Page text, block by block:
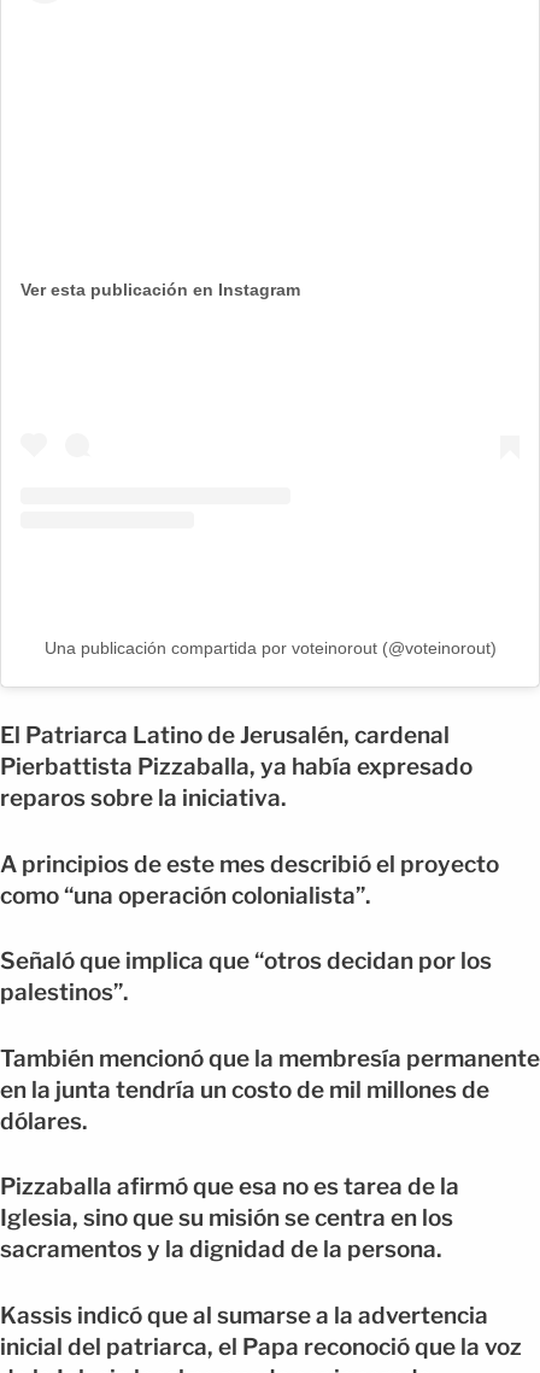
Ver esta publicación en Instagram
Una publicación compartida por voteinorout (@voteinorout)
El Patriarca Latino de Jerusalén, cardenal
Pierbattista Pizzaballa, ya había expresado
reparos sobre la iniciativa.
A principios de este mes describió el proyecto
como “una operación colonialista”.
Señaló que implica que “otros decidan por los
palestinos”.
También mencionó que la membresía permanente
en la junta tendría un costo de mil millones de
dólares.
Pizzaballa afirmó que esa no es tarea de la
Iglesia, sino que su misión se centra en los
sacramentos y la dignidad de la persona.
Kassis indicó que al sumarse a la advertencia
inicial del patriarca, el Papa reconoció que la voz